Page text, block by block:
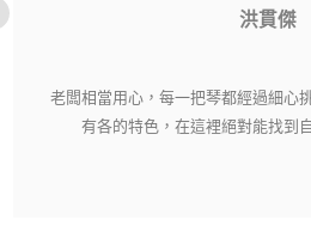
洪貫傑
老闆相當用心，每一把琴都經過細心
有各的特色，在這裡絕對能找到